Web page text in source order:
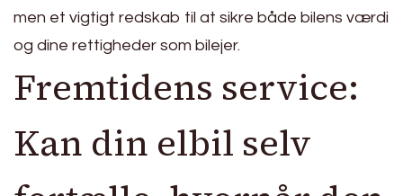
men et vigtigt redskab til at sikre både bilens værdi
og dine rettigheder som bilejer.
Fremtidens service:
Kan din elbil selv